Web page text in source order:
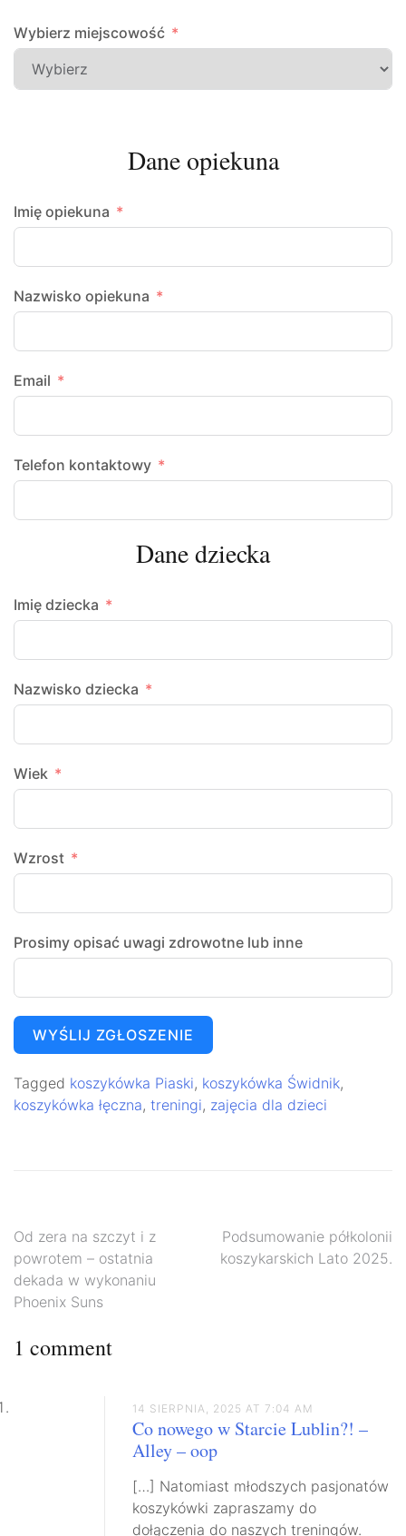
Wybierz miejscowość
Dane opiekuna
Imię opiekuna
Nazwisko opiekuna
Email
Telefon kontaktowy
Dane dziecka
Imię dziecka
Nazwisko dziecka
Wiek
Wzrost
Prosimy opisać uwagi zdrowotne lub inne
WYŚLIJ ZGŁOSZENIE
Tagged koszykówka Piaski, koszykówka Świdnik,
koszykówka łęczna, treningi, zajęcia dla dzieci
Nawigacja
wpisu
Od zera na szczyt i z
powrotem – ostatnia
dekada w wykonaniu
Phoenix Suns
Podsumowanie półkolonii
koszykarskich Lato 2025.
1 comment
14 SIERPNIA, 2025 AT 7:04 AM
Co nowego w Starcie Lublin?! –
Alley – oop
[…] Natomiast młodszych pasjonatów
koszykówki zapraszamy do
dołączenia do naszych treningów.